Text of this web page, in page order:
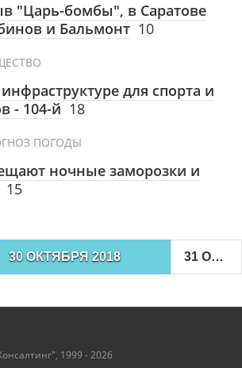
"Царь-бомбы", в Саратове
и Бальмонт 10
для спорта и
- 104-й 18
ПОГОДЫ
ночные заморозки и
15
30 ОКТЯБРЯ 2018 31 ОКТЯБРЯ 2018
1999 - 2026